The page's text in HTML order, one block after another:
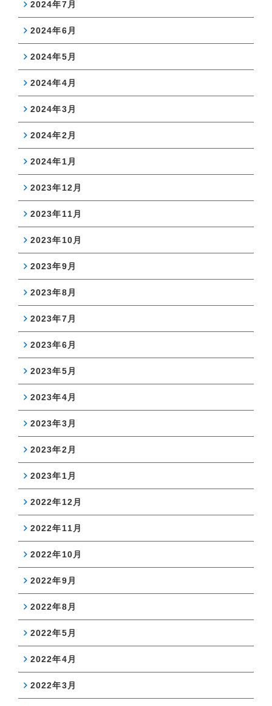
2024年7月
2024年6月
2024年5月
2024年4月
2024年3月
2024年2月
2024年1月
2023年12月
2023年11月
2023年10月
2023年9月
2023年8月
2023年7月
2023年6月
2023年5月
2023年4月
2023年3月
2023年2月
2023年1月
2022年12月
2022年11月
2022年10月
2022年9月
2022年8月
2022年5月
2022年4月
2022年3月